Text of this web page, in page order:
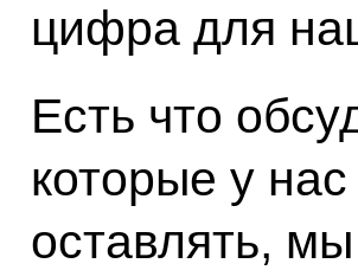
цифра для
Есть что
которые у
оставлять,